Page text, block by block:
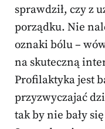
sprawdził, czy z
porządku. Nie
oznaki bólu –
na skuteczną
Profilaktyka jest
przyzwyczajać
tak by nie bały